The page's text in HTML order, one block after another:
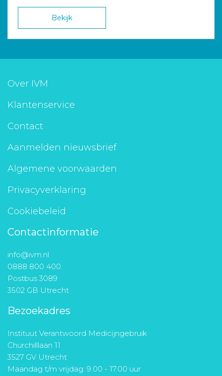
Bekijk
Over IVM
Klantenservice
Contact
Aanmelden nieuwsbrief
Algemene voorwaarden
Privacyverklaring
Cookiebeleid
Contactinformatie
info@ivm.nl
0888 800 400
Postbus 3089
3502 GB Utrecht
Bezoekadres
Instituut Verantwoord Medicijngebruik
Churchilllaan 11
3527 GV Utrecht
Maandag t/m vrijdag: 9.00 - 17.00 uur